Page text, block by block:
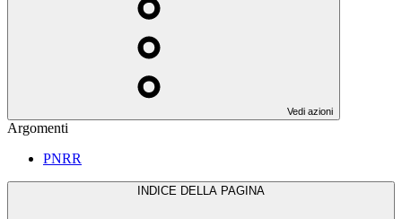
Vedi azioni
Argomenti
PNRR
INDICE DELLA PAGINA